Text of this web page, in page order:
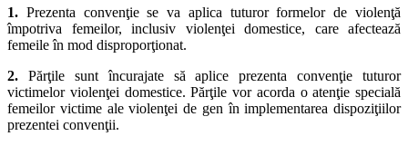
1. Prezenta convenţie se va aplica tuturor formelor de violenţă
împotriva femeilor, inclusiv violenţei domestice, care afectează
femeile în mod disproporţionat.
2. Părţile sunt încurajate să aplice prezenta convenţie tuturor
victimelor violenţei domestice. Părţile vor acorda o atenţie specială
femeilor victime ale violenţei de gen în implementarea dispoziţiilor
prezentei convenţii.